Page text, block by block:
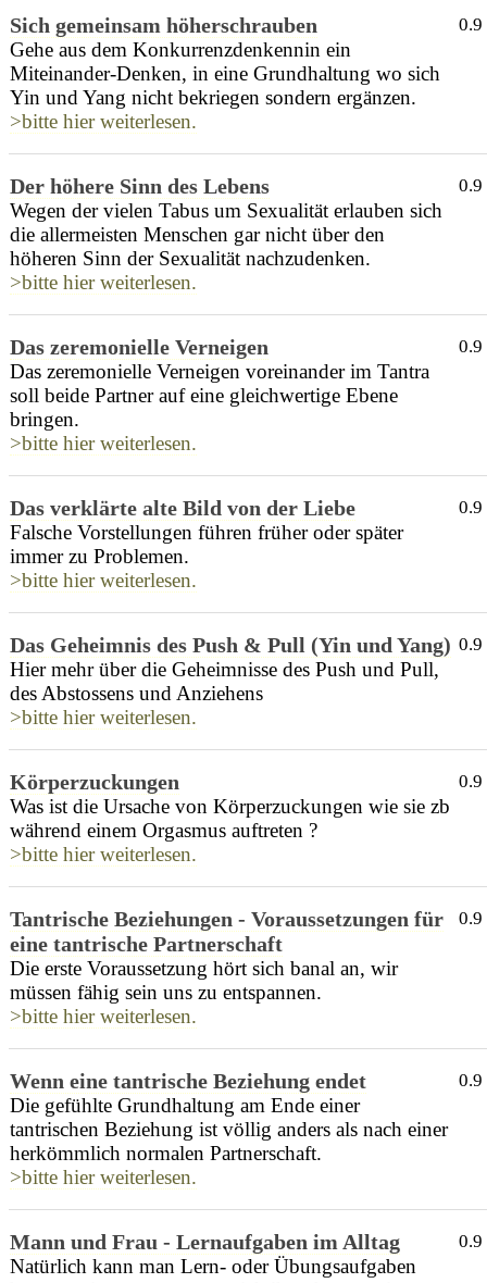
Sich gemeinsam höherschrauben
Gehe aus dem Konkurrenzdenkennin ein
Miteinander-Denken, in eine Grundhaltung wo sich
Yin und Yang nicht bekriegen sondern ergänzen.
>bitte hier weiterlesen.
0.9
Der höhere Sinn des Lebens
Wegen der vielen Tabus um Sexualität erlauben sich
die allermeisten Menschen gar nicht über den
höheren Sinn der Sexualität nachzudenken.
>bitte hier weiterlesen.
0.9
Das zeremonielle Verneigen
Das zeremonielle Verneigen voreinander im Tantra
soll beide Partner auf eine gleichwertige Ebene
bringen.
>bitte hier weiterlesen.
0.9
Das verklärte alte Bild von der Liebe
Falsche Vorstellungen führen früher oder später
immer zu Problemen.
>bitte hier weiterlesen.
0.9
Das Geheimnis des Push & Pull (Yin und Yang)
Hier mehr über die Geheimnisse des Push und Pull,
des Abstossens und Anziehens
>bitte hier weiterlesen.
0.9
Körperzuckungen
Was ist die Ursache von Körperzuckungen wie sie zb
während einem Orgasmus auftreten ?
>bitte hier weiterlesen.
0.9
Tantrische Beziehungen - Voraussetzungen für
eine tantrische Partnerschaft
Die erste Voraussetzung hört sich banal an, wir
müssen fähig sein uns zu entspannen.
>bitte hier weiterlesen.
0.9
Wenn eine tantrische Beziehung endet
Die gefühlte Grundhaltung am Ende einer
tantrischen Beziehung ist völlig anders als nach einer
herkömmlich normalen Partnerschaft.
>bitte hier weiterlesen.
0.9
Mann und Frau - Lernaufgaben im Alltag
Natürlich kann man Lern- oder Übungsaufgaben
0.9